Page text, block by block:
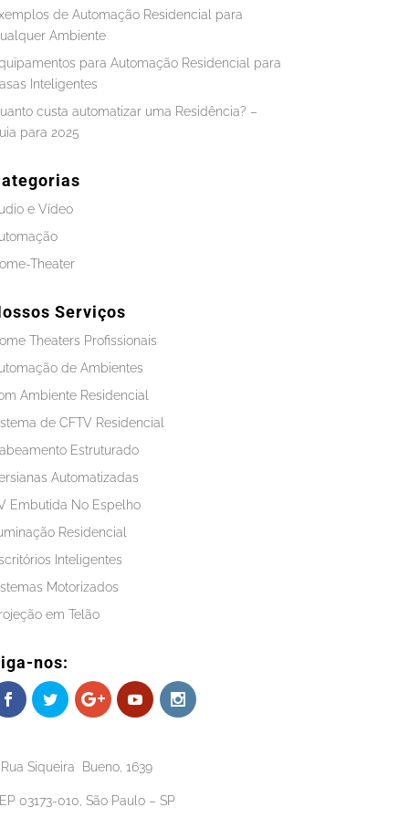
de Automação Residencial para
Ambiente
para Automação Residencial para
Inteligentes
custa automatizar uma Residência? –
para 2025
e Vídeo
Theater
Serviços
Theaters Profissionais
de Ambientes
Ambiente Residencial
de CFTV Residencial
Estruturado
Automatizadas
Embutida No Espelho
Residencial
Inteligentes
Motorizados
em Telão
nos:
Siqueira Bueno, 1639
03173-010, São Paulo – SP